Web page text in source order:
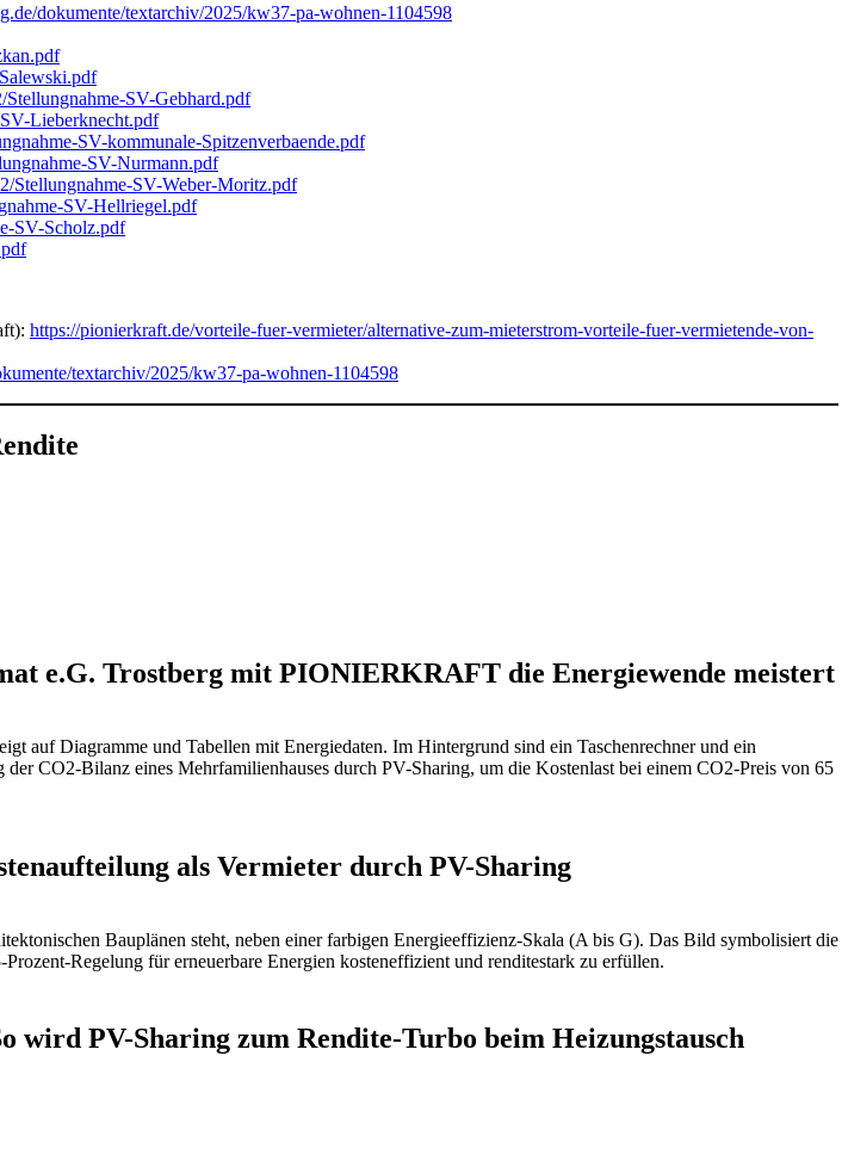
dokumente/textarchiv/2025/kw37-pa-wohnen-1104598
SV-Gebhard.pdf
Lieberknecht.pdf
SV-kommunale-Spitzenverbaende.pdf
SV-Nurmann.pdf
Stellungnahme-SV-Weber-Moritz.pdf
SV-Hellriegel.pdf
SV-Scholz.pdf
https://pionierkraft.de/vorteile-fuer-vermieter/alternative-zum-mieterstrom-vorteile-fuer-vermietende-von-
textarchiv/2025/kw37-pa-wohnen-1104598
e.G. Trostberg mit PIONIERKRAFT die Energiewende meistert
als Vermieter durch PV-Sharing
PV-Sharing zum Rendite-Turbo beim Heizungstausch